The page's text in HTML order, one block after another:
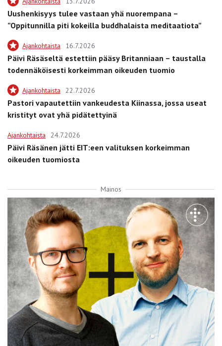
Uushenkisyys tulee vastaan yhä nuorempana –
”Oppitunnilla piti kokeilla buddhalaista meditaatiota”
Ajankohtaista 16.7.2026
Päivi Räsäseltä estettiin pääsy Britanniaan – taustalla
todennäköisesti korkeimman oikeuden tuomio
Ajankohtaista 22.7.2026
Pastori vapautettiin vankeudesta Kiinassa, jossa useat
kristityt ovat yhä pidätettyinä
Ajankohtaista 24.7.2026
Päivi Räsänen jätti EIT:een valituksen korkeimman
oikeuden tuomiosta
Mainos